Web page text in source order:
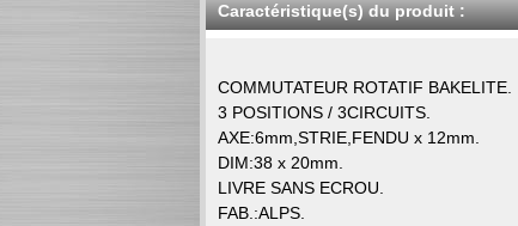
Caractéristique(s) du produit :
COMMUTATEUR ROTATIF BAKELITE.
3 POSITIONS / 3CIRCUITS.
AXE:6mm,STRIE,FENDU x 12mm.
DIM:38 x 20mm.
LIVRE SANS ECROU.
FAB.:ALPS.